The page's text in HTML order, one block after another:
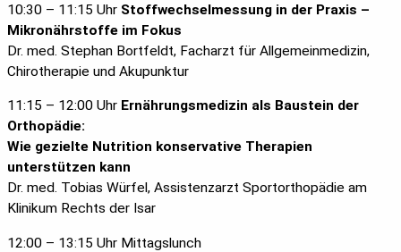
10:30 – 11:15 Uhr Stoffwechselmessung in der Praxis –
Mikronährstoffe im Fokus
Dr. med. Stephan Bortfeldt, Facharzt für Allgemeinmedizin,
Chirotherapie und Akupunktur
11:15 – 12:00 Uhr Ernährungsmedizin als Baustein der
Orthopädie:
Wie gezielte Nutrition konservative Therapien
unterstützen kann
Dr. med. Tobias Würfel, Assistenzarzt Sportorthopädie am
Klinikum Rechts der Isar
12:00 – 13:15 Uhr Mittagslunch